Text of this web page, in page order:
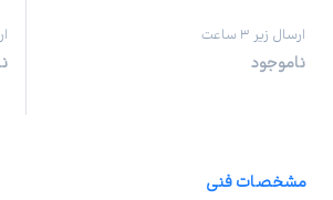
ارسال زیر ۳ ساعت
ناموجود
مشخصات فنی